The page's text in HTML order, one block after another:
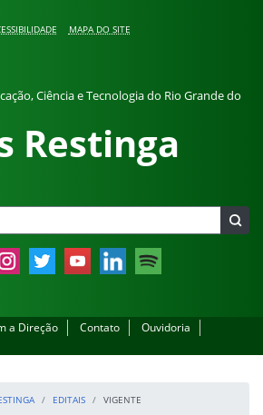
MAPA DO SITE
Ciência e Tecnologia do Rio Grande do
Restinga
Twitter YouTube LinkedIn Spotify
a Direção Contato
Ouvidoria
EDITAIS VIGENTE